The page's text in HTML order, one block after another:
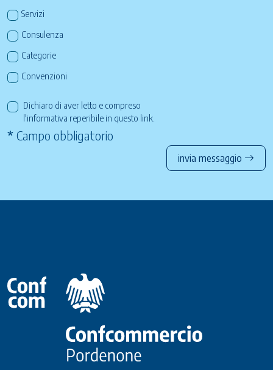
Servizi
Consulenza
Categorie
Convenzioni
Dichiaro di aver letto e compreso
l'informativa reperibile in questo link
* Campo obbligatorio
invia messaggio